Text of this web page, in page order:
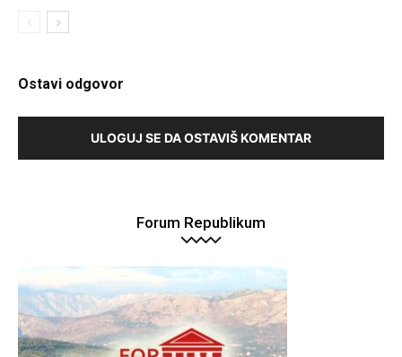
Ostavi odgovor
ULOGUJ SE DA OSTAVIŠ KOMENTAR
Forum Republikum